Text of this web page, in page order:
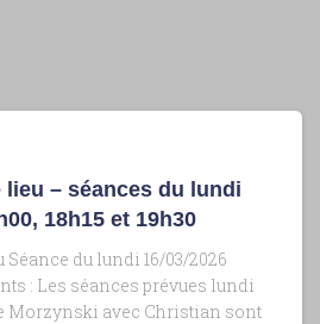
lieu – séances du lundi
18h15 et 19h30
du lundi 16/03/2026
: Les séances prévues lundi
Morzynski avec Christian sont